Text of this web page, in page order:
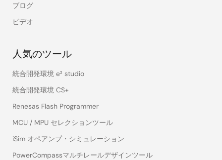
ブログ
ビデオ
人気のツール
統合開発環境 e² studio
統合開発環境 CS+
Renesas Flash Programmer
MCU / MPU セレクションツール
iSim オペアンプ・シミュレーション
PowerCompassマルチレールデザインツール